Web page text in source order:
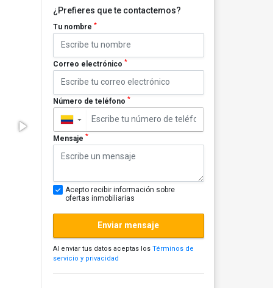
¿Prefieres que te contactemos?
Tu nombre *
Correo electrónico *
Número de teléfono *
▼
Mensaje *
Acepto recibir información sobre
ofertas inmobiliarias
Enviar mensaje
Al enviar tus datos aceptas los Términos de
servicio y privacidad